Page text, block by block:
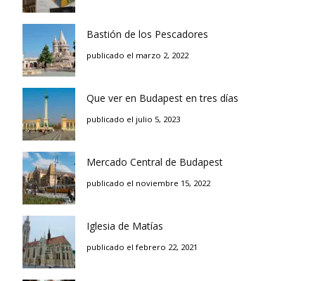
Bastión de los Pescadores
publicado el marzo 2, 2022
Que ver en Budapest en tres días
publicado el julio 5, 2023
Mercado Central de Budapest
publicado el noviembre 15, 2022
Iglesia de Matías
publicado el febrero 22, 2021